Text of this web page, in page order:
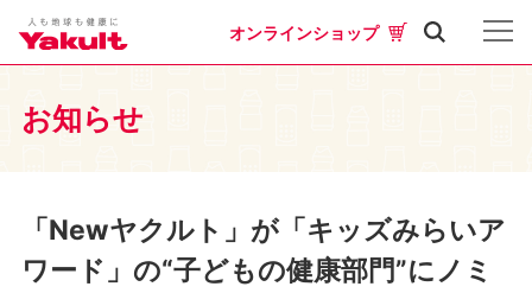
オンラインショップ
お知らせ
「Newヤクルト」が「キッズみらいア
ワード」の“子どもの健康部門”にノミ